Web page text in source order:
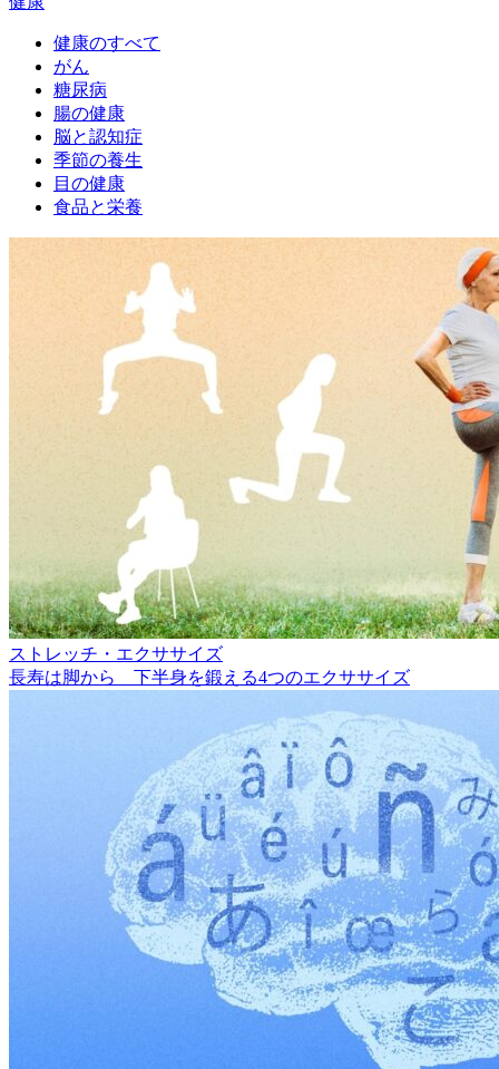
健康のすべて
がん
糖尿病
腸の健康
脳と認知症
季節の養生
目の健康
食品と栄養
ストレッチ・エクササイズ
長寿は脚から 下半身を鍛える4つのエクササイズ